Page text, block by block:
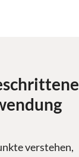
verstehen,